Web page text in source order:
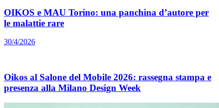
OIKOS e MAU Torino: una panchina d’autore per
le malattie rare
30/4/2026
Oikos al Salone del Mobile 2026: rassegna stampa e
presenza alla Milano Design Week